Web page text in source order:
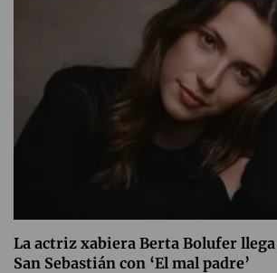
La actriz xabiera Berta Bolufer
San Sebastián con ‘El mal padre’